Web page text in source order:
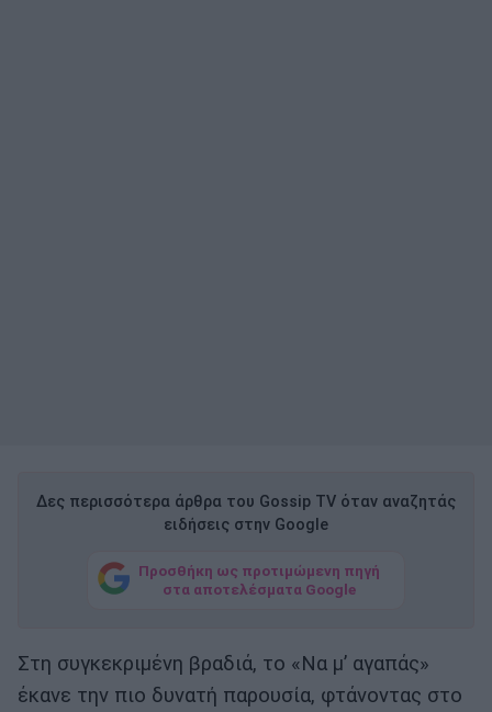
Δες περισσότερα άρθρα του Gossip TV όταν αναζητάς
ειδήσεις στην Google
Προσθήκη ως προτιμώμενη πηγή
στα αποτελέσματα Google
Στη συγκεκριμένη βραδιά, το «Να μ’ αγαπάς»
έκανε την πιο δυνατή παρουσία, φτάνοντας στο